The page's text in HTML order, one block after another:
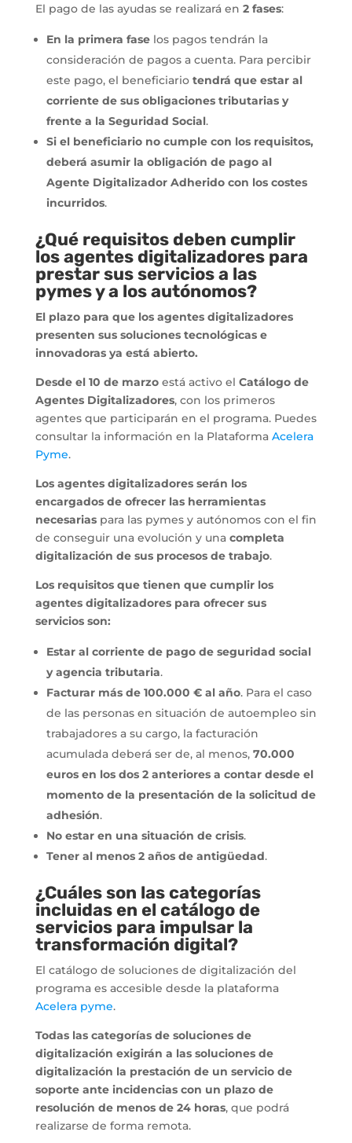
El pago de las ayudas se realizará en 2 fases:
En la primera faselos pagos tendrán la
consideración de pagos a cuenta. Para percibir
este pago, el beneficiario tendrá que estar al
corriente de sus obligaciones tributarias y
frente a la Seguridad Social.
Si el beneficiario no cumple con los requisitos,
deberá asumir la obligación de pago al
Agente Digitalizador Adherido con los costes
incurridos.
¿Qué requisitos deben cumplir
los agentes digitalizadores para
prestar sus servicios a las
pymes y a los autónomos?
El plazo para que los agentes digitalizadores
presenten sus soluciones tecnológicas e
innovadoras ya está abierto.
Desde el 10 de marzo está activo el Catálogo de
Agentes Digitalizadores, con los primeros
agentes que participarán en el programa. Puedes
consultar la información en la Plataforma Acelera
Pyme.
Los agentes digitalizadores serán los
encargados de ofrecer las herramientas
necesariaspara las pymes y autónomos con el fin
de conseguir una evolución y una completa
digitalización de sus procesos de trabajo.
Los requisitos que tienen que cumplir los
agentes digitalizadores para ofrecer sus
servicios son:
Estar al corriente de pago de seguridad social
y agencia tributaria.
Facturar más de 100.000 € al año. Para el caso
de las personas en situación de autoempleo sin
trabajadores a su cargo, la facturación
acumulada deberá ser de, al menos, 70.000
euros en los dos 2 anteriores a contar desde el
momento de la presentación de la solicitud de
adhesión.
No estar en una situación de crisis.
Tener al menos 2 años de antigüedad.
¿Cuáles son las categorías
incluidas en el catálogo de
servicios para impulsar la
transformación digital?
El catálogo de soluciones de digitalización del
programa es accesible desde la plataforma
Acelera pyme.
Todas las categorías de soluciones de
digitalización exigirán a las soluciones de
digitalización la prestación de un servicio de
soporte ante incidencias con un plazo de
resolución de menos de 24 horas, que podrá
realizarse de forma remota.